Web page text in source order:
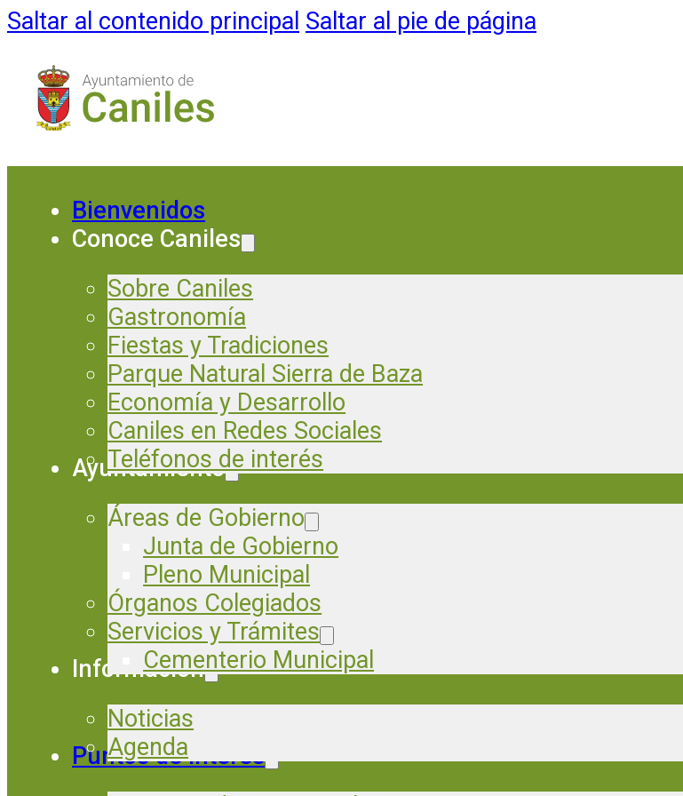
Saltar al contenido principal Saltar al pie de página
Bienvenidos
Conoce Caniles
Sobre Caniles
Gastronomía
Fiestas y Tradiciones
Parque Natural Sierra de Baza
Economía y Desarrollo
Caniles en Redes Sociales
Teléfonos de interés
Ayuntamiento
Áreas de Gobierno
Junta de Gobierno
Pleno Municipal
Órganos Colegiados
Servicios y Trámites
Cementerio Municipal
Información
Noticias
Agenda
Puntos de Interés